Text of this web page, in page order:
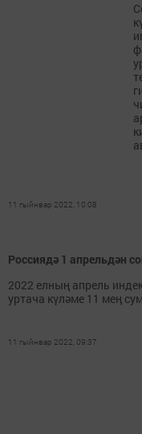
11 гыйнвар 2022, 10:08
Россиядә 1 апрельдән
2022 елның апрель
уртача күләме 11 мең
11 гыйнвар 2022, 09:37